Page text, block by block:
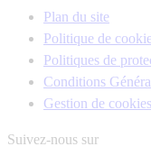
Plan du site
Politique de
Politiques de
Conditions
Gestion de cookies
Suivez-nous sur